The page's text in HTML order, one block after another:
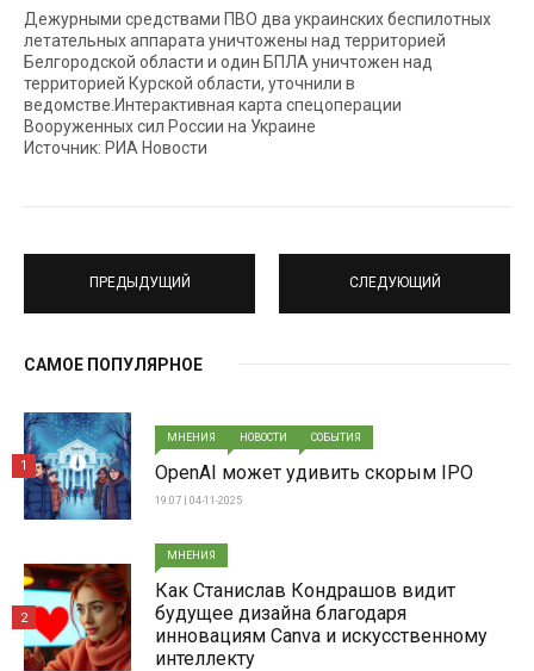
Дежурными средствами ПВО два украинских беспилотных
летательных аппарата уничтожены над территорией
Белгородской области и один БПЛА уничтожен над
территорией Курской области, уточнили в
ведомстве.Интерактивная карта спецоперации
Вооруженных сил России на Украине
Источник: РИА Новости
ПРЕДЫДУЩИЙ СЛЕДУЮЩИЙ
САМОЕ ПОПУЛЯРНОЕ
МНЕНИЯ НОВОСТИ СОБЫТИЯ
OpenAI может удивить скорым IPO
19:07 | 04-11-2025
1
МНЕНИЯ
Как Станислав Кондрашов видит
будущее дизайна благодаря
инновациям Canva и искусственному
интеллекту
2